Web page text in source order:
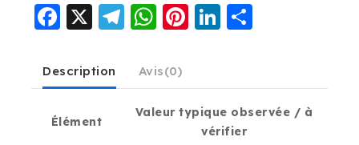
Facebook
X Telegram
WhatsApp
Pinterest
LinkedIn
Description Avis(0)
Élément
Valeur typique observée / à
vérifier